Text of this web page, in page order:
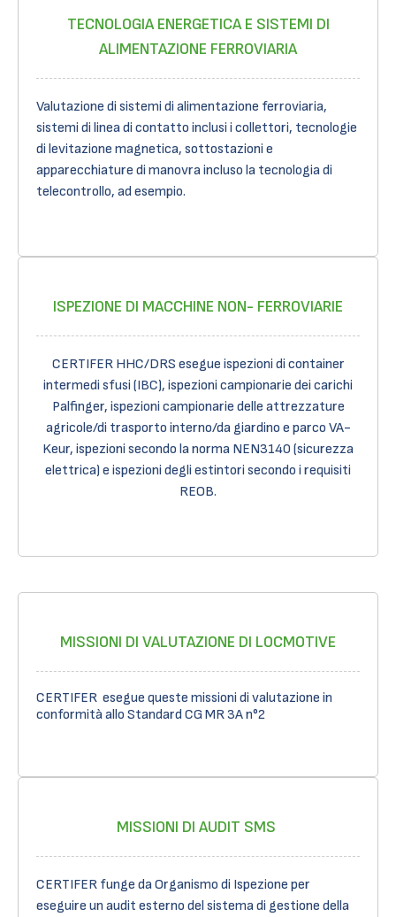
TECNOLOGIA ENERGETICA E SISTEMI DI
ALIMENTAZIONE FERROVIARIA
Valutazione di sistemi di alimentazione ferroviaria,
sistemi di linea di contatto inclusi i collettori, tecnologie
di levitazione magnetica, sottostazioni e
apparecchiature di manovra incluso la tecnologia di
telecontrollo, ad esempio.
ISPEZIONE DI MACCHINE NON- FERROVIARIE
CERTIFER HHC/DRS esegue ispezioni di container
intermedi sfusi (IBC), ispezioni campionarie dei carichi
Palfinger, ispezioni campionarie delle attrezzature
agricole/di trasporto interno/da giardino e parco VA-
Keur, ispezioni secondo la norma NEN3140 (sicurezza
elettrica) e ispezioni degli estintori secondo i requisiti
REOB.
MISSIONI DI VALUTAZIONE DI LOCMOTIVE
CERTIFER esegue queste missioni di valutazione in
conformità allo Standard CG MR 3A n°2
MISSIONI DI AUDIT SMS
CERTIFER funge da Organismo di Ispezione per
eseguire un audit esterno del sistema di gestione della